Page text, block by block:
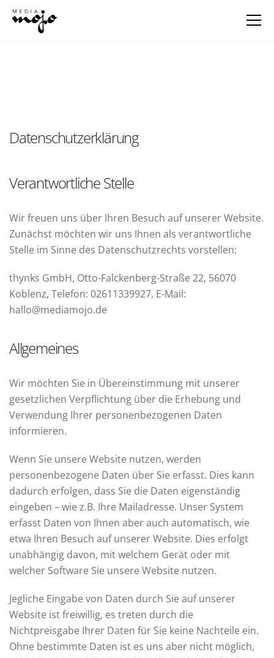
Datenschutzerklärung
Verantwortliche Stelle
Wir freuen uns über Ihren Besuch auf unserer Website.
Zunächst möchten wir uns Ihnen als verantwortliche
Stelle im Sinne des Datenschutzrechts vorstellen:
thynks GmbH, Otto-Falckenberg-Straße 22, 56070
Koblenz, Telefon: 02611339927, E-Mail:
hallo@mediamojo.de
Allgemeines
Wir möchten Sie in Übereinstimmung mit unserer
gesetzlichen Verpflichtung über die Erhebung und
Verwendung Ihrer personenbezogenen Daten
informieren.
Wenn Sie unsere Website nutzen, werden
personenbezogene Daten über Sie erfasst. Dies kann
dadurch erfolgen, dass Sie die Daten eigenständig
eingeben – wie z.B. Ihre Mailadresse. Unser System
erfasst Daten von Ihnen aber auch automatisch, wie
etwa Ihren Besuch auf unserer Website. Dies erfolgt
unabhängig davon, mit welchem Gerät oder mit
welcher Software Sie unsere Website nutzen.
Jegliche Eingabe von Daten durch Sie auf unserer
Website ist freiwillig, es treten durch die
Nichtpreisgabe Ihrer Daten für Sie keine Nachteile ein.
Ohne bestimmte Daten ist es uns aber nicht möglich,